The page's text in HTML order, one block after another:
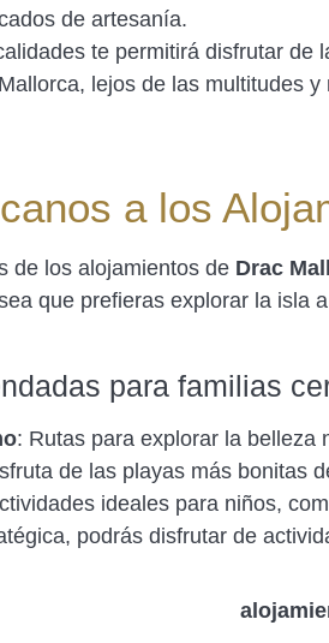
de artesanía.
te permitirá disfrutar de
lejos de las multitudes y
a los
de los alojamientos de Drac
que prefieras explorar la isla
para familias
: Rutas para explorar la belleza
de las playas más bonitas
ideales para niños,
podrás disfrutar de